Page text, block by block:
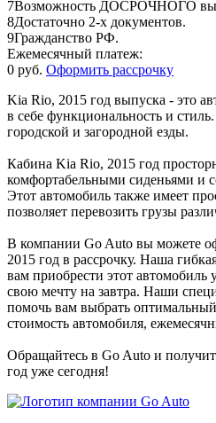
7Возможность ДОСРОЧНОГО
8Достаточно 2-х документов.
9Гражданство РФ.
Ежемесячный платеж:
0 руб. Оформить рассрочку
Kia Rio, 2015 год выпуска - это
в себе функциональность и
городской и загородной езды.
Кабина Kia Rio, 2015 год
комфортабельными сиденьями и
Этот автомобиль также имеет
позволяет перевозить грузы
В компании Go Auto вы можете
2015 год в рассрочку. Наша
вам приобрести этот автомобиль
свою мечту на завтра. Наши
помочь вам выбрать
стоимость автомобиля,
Обращайтесь в Go Auto и
год уже сегодня!